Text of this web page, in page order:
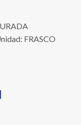
FRASCO